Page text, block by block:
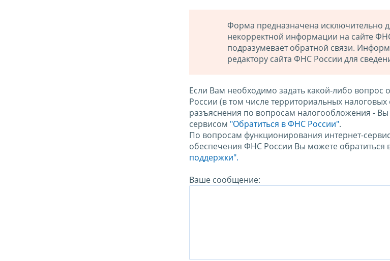
Форма предназначена исключительно
некорректной информации на сайте
подразумевает обратной связи.
редактору сайта ФНС России для
Если Вам необходимо задать какой-либо вопрос
России (в том числе территориальных
разъяснения по вопросам налогообложения - Вы
сервисом "Обратиться в ФНС России".
По вопросам функционирования интернет-
обеспечения ФНС России Вы можете обратиться
поддержки".
Ваше сообщение: